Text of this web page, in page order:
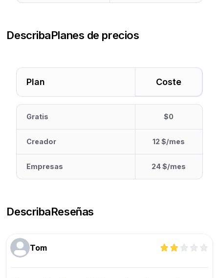
DescribaPlanes de precios
Plan Coste
Gratis $0
Creador 12 $/mes
Empresas 24 $/mes
DescribaReseñas
Tom